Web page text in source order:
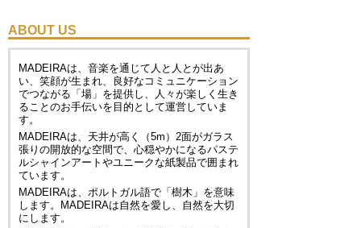
ABOUT US
MADEIRAは、音楽を通じて人と人とが出あ
い、笑顔が生まれ、良好なコミュニケーション
でつながる「場」を提供し、人々が楽しく生き
ることのお手伝いを目的として運営していま
す。
MADEIRAは、天井が高く（5m）2面がガラス
張りの開放的な空間で、心穏やかになるパステ
ルシャインアートやユニークな紙製品で囲まれ
ています。
MADEIRAは、ポルトガル語で「樹木」を意味
します。MADEIRAは自然を愛し、自然を大切
にします。